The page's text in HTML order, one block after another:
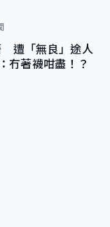
遭「無良」途人
冇著襪咁盡！？